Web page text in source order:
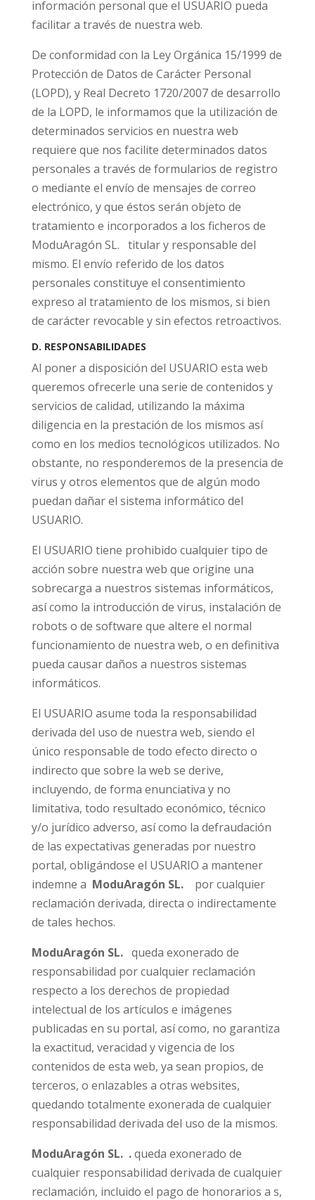
información personal que el USUARIO pueda
facilitar a través de nuestra web.
De conformidad con la Ley Orgánica 15/1999 de
Protección de Datos de Carácter Personal
(LOPD), y Real Decreto 1720/2007 de desarrollo
de la LOPD, le informamos que la utilización de
determinados servicios en nuestra web
requiere que nos facilite determinados datos
personales a través de formularios de registro
o mediante el envío de mensajes de correo
electrónico, y que éstos serán objeto de
tratamiento e incorporados a los ficheros de
ModuAragón SL. titular y responsable del
mismo. El envío referido de los datos
personales constituye el consentimiento
expreso al tratamiento de los mismos, si bien
de carácter revocable y sin efectos retroactivos.
D. RESPONSABILIDADES
Al poner a disposición del USUARIO esta web
queremos ofrecerle una serie de contenidos y
servicios de calidad, utilizando la máxima
diligencia en la prestación de los mismos así
como en los medios tecnológicos utilizados. No
obstante, no responderemos de la presencia de
virus y otros elementos que de algún modo
puedan dañar el sistema informático del
USUARIO.
El USUARIO tiene prohibido cualquier tipo de
acción sobre nuestra web que origine una
sobrecarga a nuestros sistemas informáticos,
así como la introducción de virus, instalación de
robots o de software que altere el normal
funcionamiento de nuestra web, o en definitiva
pueda causar daños a nuestros sistemas
informáticos.
El USUARIO asume toda la responsabilidad
derivada del uso de nuestra web, siendo el
único responsable de todo efecto directo o
indirecto que sobre la web se derive,
incluyendo, de forma enunciativa y no
limitativa, todo resultado económico, técnico
y/o jurídico adverso, así como la defraudación
de las expectativas generadas por nuestro
portal, obligándose el USUARIO a mantener
indemne a ModuAragón SL.
por cualquier
reclamación derivada, directa o indirectamente
de tales hechos.
ModuAragón SL. queda exonerado de
responsabilidad por cualquier reclamación
respecto a los derechos de propiedad
intelectual de los artículos e imágenes
publicadas en su portal, así como, no garantiza
la exactitud, veracidad y vigencia de los
contenidos de esta web, ya sean propios, de
terceros, o enlazables a otras websites,
quedando totalmente exonerada de cualquier
responsabilidad derivada del uso de la mismos.
ModuAragón SL. .queda exonerado de
cualquier responsabilidad derivada de cualquier
reclamación, incluido el pago de honorarios a s,